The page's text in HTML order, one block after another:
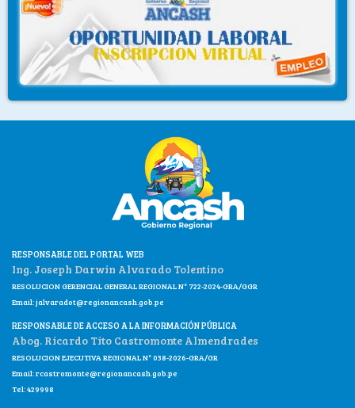
RESPONSABLE DEL PORTAL WEB
Ing. Joseph Darwin Alvarado Tolentino
RESOLUCION GERENCIAL GENERAL REGIONAL N° 722-2024-GRA/GGR
Email:jalvaradot@regionancash.gob.pe
RESPONSABLE DE ACCESO A LA INFORMACIÓN PÚBLICA
Abog. Ricardo Tito Castromonte Almendrades
RESOLUCION EJECUTIVA REGIONAL N° 038-2026-GRA/GR
Email:rcastromonte@regionancash.gob.pe
Tel: 429998